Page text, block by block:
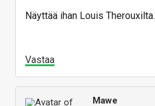
Näyttää ihan Louis Therouxilta.
Vastaa
Mawe